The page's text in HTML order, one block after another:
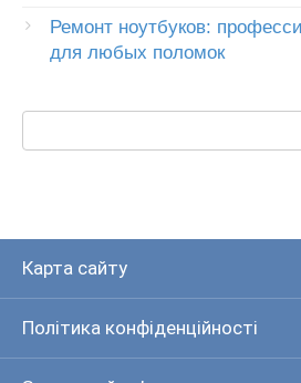
Ремонт ноутбуков:
для любых поломок
Карта сайту
Політика конфіденційності